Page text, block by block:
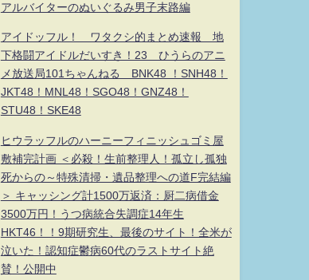
アルバイターのぬいぐるみ男子末路編
アイドッフル！ ワタクシ的まとめ速報 地
下格闘アイドルだいすき！23 ひうらのアニ
メ放送局101ちゃんねる BNK48 ！SNH48！
JKT48！MNL48！SGO48！GNZ48！
STU48！SKE48
ヒウラッフルのハーニーフィニッシュゴミ屋
敷補完計画 ＜必殺！生前整理人！孤立し孤独
死からの～特殊清掃・遺品整理への道F完結編
＞ キャッシング計1500万返済：厨二病借金
3500万円！うつ病統合失調症14年生
HKT46！！9期研究生、最後のサイト！全米が
泣いた！認知症鬱病60代のラストサイト絶
賛！公開中